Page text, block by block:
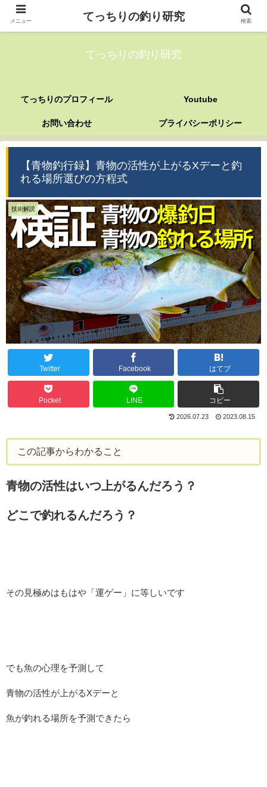
てっちりの釣り研究
てっちりのプロフィール Youtube
お問い合わせ プライバシーポリシー
【青物釣行録】青物の活性が上がるXデーと釣
れる場所選びの方程式
技術解説
Twitter Facebook はてブ
Pocket LINE コピー
2026.07.23 2023.08.15
この記事からわかること
青物の活性はいつ上がるんだろう？
どこで釣れるんだろう？
その見極めはもはや「運ゲー」に等しいです
でも魚の心理を予測して
青物の活性が上がるXデーと
魚が釣れる場所を予測できたら
メニュー てっちりの釣り研究 検索